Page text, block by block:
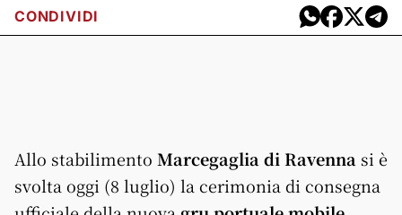
CONDIVIDI
Allo stabilimento Marcegaglia di Ravenna si è
svolta oggi (8 luglio) la cerimonia di consegna